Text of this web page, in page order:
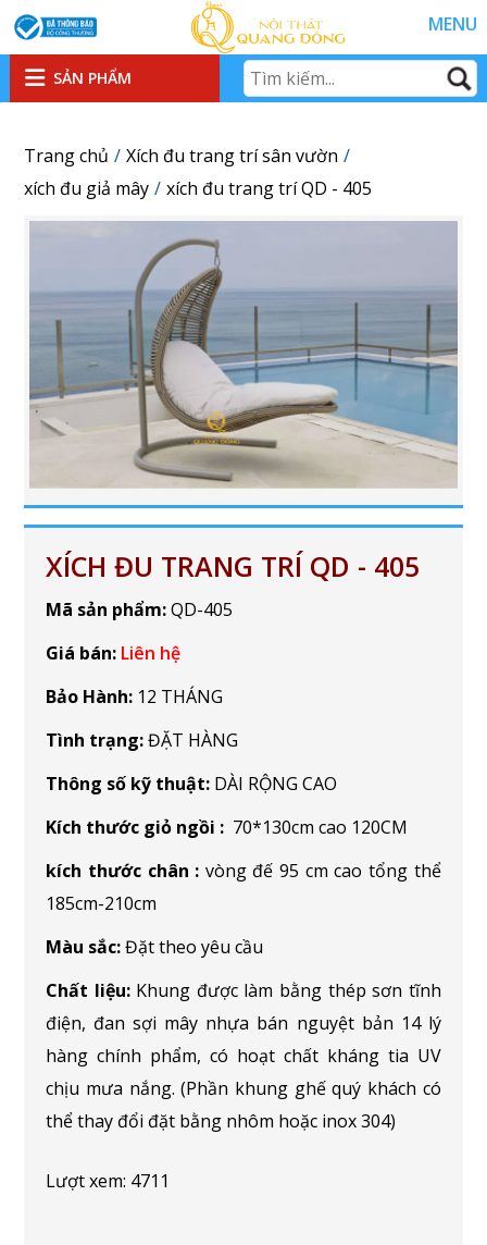
MENU
SẢN PHẨM
Trang chủ
Xích đu trang trí sân vườn
xích đu giả mây
xích đu trang trí QD - 405
XÍCH ĐU TRANG TRÍ QD - 405
Mã sản phẩm:QD-405
Giá bán: Liên hệ
Bảo Hành: 12 THÁNG
Tình trạng:ĐẶT HÀNG
Thông số kỹ thuật: DÀI RỘNG CAO
Kích thước giỏ ngồi : 70*130cm cao 120CM
kích thước chân : vòng đế 95 cm cao tổng thể
185cm-210cm
Màu sắc:Đặt theo yêu cầu
Chất liệu:Khung được làm bằng thép sơn tĩnh
điện, đan sợi mây nhựa bán nguyệt bản 14 lý
hàng chính phẩm, có hoạt chất kháng tia UV
chịu mưa nắng. (Phần khung ghế quý khách có
thể thay đổi đặt bằng nhôm hoặc inox 304)
Lượt xem: 4711